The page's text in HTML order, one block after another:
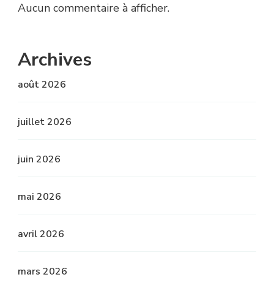
Aucun commentaire à afficher.
Archives
août 2026
juillet 2026
juin 2026
mai 2026
avril 2026
mars 2026